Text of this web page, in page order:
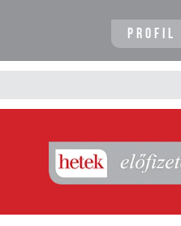
Profil